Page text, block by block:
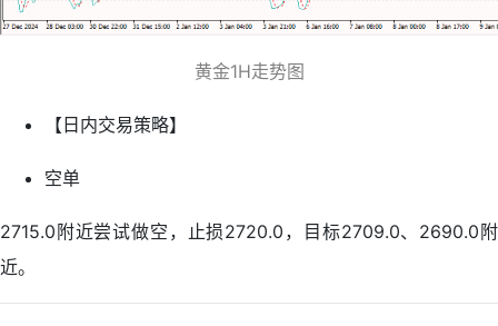
黄金1H走势图
【日内交易策略】
空单
2715.0附近尝试做空，止损2720.0，目标2709.0、2690.0附
近。